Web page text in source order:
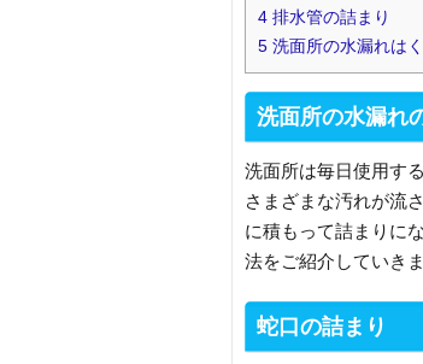
4 排水管の詰まり
5 洗面所の水漏れは
洗面所の水漏れ
洗面所は毎日使用す
さまざまな汚れが流
に積もって詰まりに
法をご紹介していきま
蛇口の詰まり